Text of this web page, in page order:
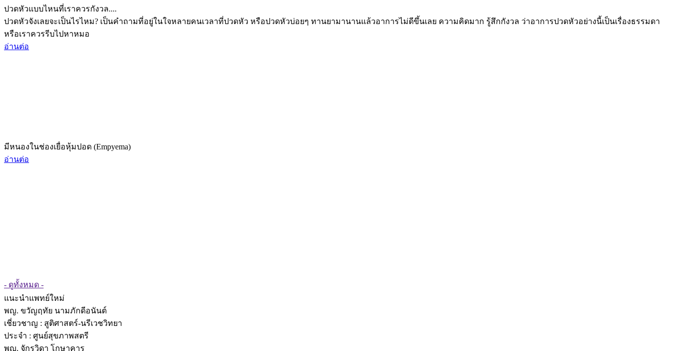
ปวดหัวแบบไหนที่เราควรกังวล....
ปวดหัวจังเลยจะเป็นไรไหม? เป็นคำถามที่อยู่ในใจหลายคนเวลาที่ปวดหัว หรือปวดหัวบ่อยๆ ทานยามานานแล้วอาการไม่ดีขึ้นเลย ความคิดมาก รู้สึกกังวล ว่าอาการปวดหัวอย่างนี้เป็นเรื่องธรรมดา
หรือเราควรรีบไปหาหมอ
อ่านต่อ
มีหนองในช่องเยื่อหุ้มปอด (Empyema)
อ่านต่อ
- ดูทั้งหมด -
แนะนำแพทย์ใหม่
พญ. ขวัญฤทัย นามภักดีอนันต์
เชี่ยวชาญ : สูติศาสตร์-นรีเวชวิทยา
ประจำ : ศูนย์สุขภาพสตรี
พญ. จักรวิดา โกษาคาร